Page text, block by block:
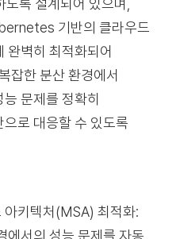
록 설계되어 있으며,
기반의 클라우드
완벽히 최적화되어
잡한 분산 환경에서
문제를 정확히
로 대응할 수 있도록
아키텍처(MSA) 최적화: